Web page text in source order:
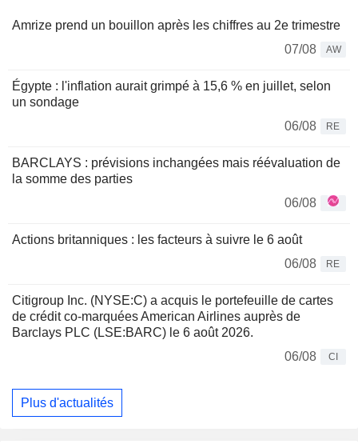
Amrize prend un bouillon après les chiffres au 2e trimestre
07/08
AW
Égypte : l'inflation aurait grimpé à 15,6 % en juillet, selon
un sondage
06/08
RE
BARCLAYS : prévisions inchangées mais réévaluation de
la somme des parties
06/08
Actions britanniques : les facteurs à suivre le 6 août
06/08
RE
Citigroup Inc. (NYSE:C) a acquis le portefeuille de cartes
de crédit co-marquées American Airlines auprès de
Barclays PLC (LSE:BARC) le 6 août 2026.
06/08
CI
Plus d'actualités